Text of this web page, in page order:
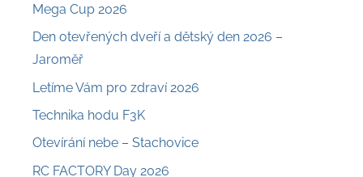
Mega Cup 2026
Den otevřených dveří a dětský den 2026 –
Jaroměř
Letíme Vám pro zdraví 2026
Technika hodu F3K
Otevírání nebe – Stachovice
RC FACTORY Day 2026